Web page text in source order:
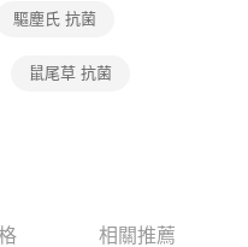
驅塵氏 抗菌
鼠尾草 抗菌
相關推薦